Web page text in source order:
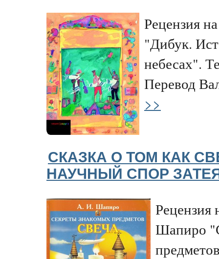
Рецензия
"Дибук.
небесах".
Перевод
>>
СКАЗКА О ТОМ КАК
НАУЧНЫЙ СПОР
Рецензия
Шапиро